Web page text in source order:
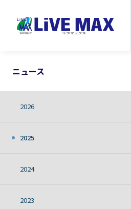
ニュース
2026
2025
2024
2023